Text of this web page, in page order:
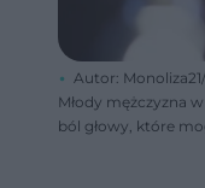
Autor:
Młody mężczyzna
ból głowy, które